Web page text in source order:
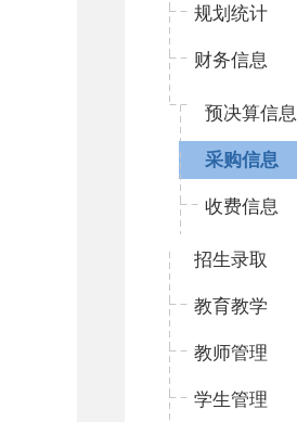
规划统计
财务信息
预决算信息
采购信息
收费信息
招生录取
教育教学
教师管理
学生管理